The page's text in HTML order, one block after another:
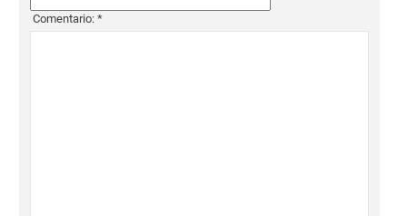
Comentario: *